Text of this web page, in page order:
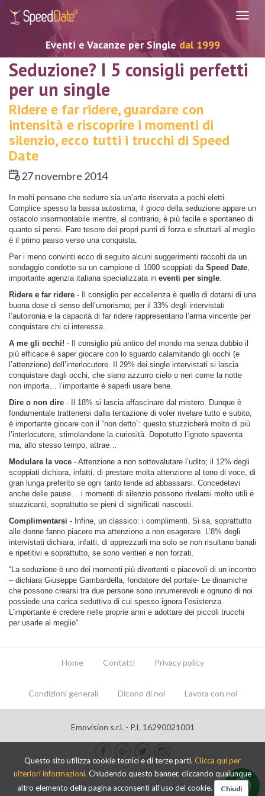
Eventi e Vacanze per Single dal 1999
Seduzione? I 5 consigli perfetti
per un single
Ridere e far ridere, guardare con
intensità e riscoprire i momenti di
silenzio, ecco tutti i trucchi di Speed
Date
27 novembre 2014
In molti pensano che sedurre sia un’arte riservata a pochi eletti.
Complice spesso la bassa autostima, il gioco della seduzione appare un
ostacolo insormontabile mentre, al contrario, è più facile e spontaneo di
quanto si pensi. Fare tesoro dei propri punti di forza e sfruttarli al meglio
è il primo passo verso una conquista.
Per i meno convinti ecco di seguito alcuni suggerimenti raccolti da un
sondaggio condotto su un campione di 1000 scoppiati da Speed Date,
importante agenzia italiana specializzata in eventi per single.
Ridere e far ridere - Il consiglio per eccellenza è quello di dotarsi di una
buona dose di senso dell’umorismo; per il 33% degli intervistati
l’autoironia e la capacità di far ridere rappresentano l’arma vincente per
conquistare chi ci interessa.
A me gli occhi! - Il consiglio più antico del mondo ma senza dubbio il
più efficace è saper giocare con lo sguardo calamitando gli occhi (e
l’attenzione) dell’interlocutore. Il 29% dei single intervistati si lascia
conquistare dagli occhi, che siano azzurro cielo o neri come la notte
non importa… l’importante è saperli usare bene.
Dire o non dire - Il 18% si lascia affascinare dal mistero. Dunque è
fondamentale trattenersi dalla tentazione di voler rivelare tutto e subito,
è importante giocare con il “non detto”: questo stuzzicherà molto di più
l’interlocutore, stimolandone la curiosità. Dopotutto l’ignoto spaventa
ma, allo stesso tempo, attrae…
Modulare la voce - Attenzione a non sottovalutare l’udito; il 12% degli
scoppiati dichiara, infatti, di prestare molta attenzione al tono di voce, di
gran lunga preferito se ogni tanto tende ad abbassarsi. Concedetevi
anche delle pause… i momenti di silenzio possono rivelarsi molto utili e
stuzzicanti, soprattutto se pieni di significati nascosti.
Complimentarsi - Infine, un classico: i complimenti. Si sa, soprattutto
alle donne fanno piacere ma attenzione a non esagerare. L’8% degli
intervistati dichiara, infatti, di apprezzarli ma solo se non risultano banali
e ripetitivi e soprattutto, se sono veritieri e non forzati.
“La seduzione è uno dei momenti più divertenti e piacevoli di un incontro
– dichiara Giuseppe Gambardella, fondatore del portale- Le dinamiche
che possono crearsi tra due persone sono innumerevoli e ognuno di noi
possiede una carica seduttiva di cui spesso ignora l’esistenza.
L’importante è credere nelle proprie armi e adottare dei piccoli trucchi
per usarle al meglio”.
Home Contatti Privacy policy
Condizioni generali Dicono di noi Lavora con noi
Emovision s.r.l. - P.I. 16290021001
Questo sito utilizza cookie tecnici e di terze parti. Clicca qui per
ulteriori informazioni. Chiudendo questo banner, cliccando qualunque
altro elemento della pagina acconsenti all'uso dei cookie.
Chiudi